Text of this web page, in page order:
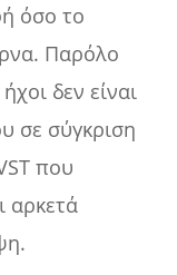
όσο το
Παρόλο
δεν είναι
σε σύγκριση
που
αρκετά